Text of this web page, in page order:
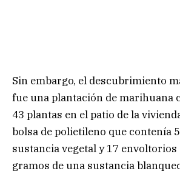
Sin embargo, el descubrimiento
fue una plantación de marihuana
43 plantas en el patio de la
bolsa de polietileno que contenía
sustancia vegetal y 17 envoltorios
gramos de una sustancia